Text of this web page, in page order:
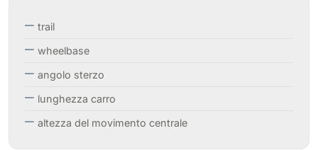
trail
wheelbase
angolo sterzo
lunghezza carro
altezza del movimento centrale